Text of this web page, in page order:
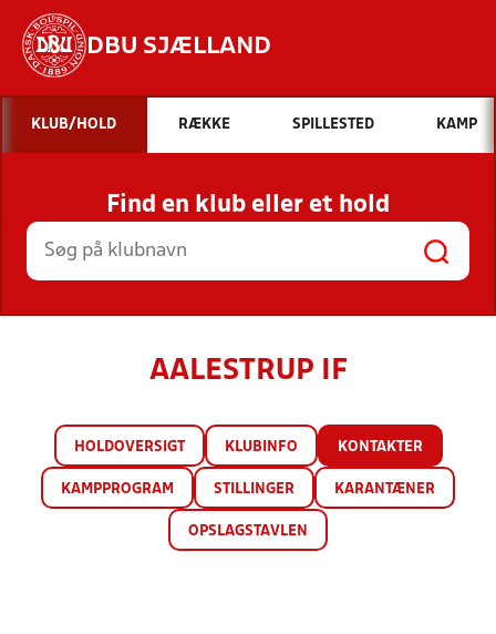
DBU SJÆLLAND
Hvad vil du søge efter?
INDHOLD OG NYHEDER
STILLINGER, RESULTATER, KLUBBER OG
HOLD
KLUB/HOLD RÆKKE SPILLESTED KAMP
Find en klub eller et hold
AALESTRUP IF
HOLDOVERSIGT KLUBINFO KONTAKTER
KAMPPROGRAM STILLINGER KARANTÆNER
OPSLAGSTAVLEN